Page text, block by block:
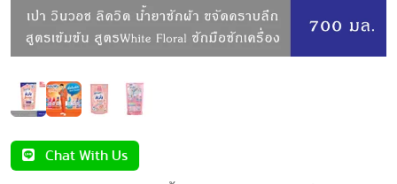
Chat With Us